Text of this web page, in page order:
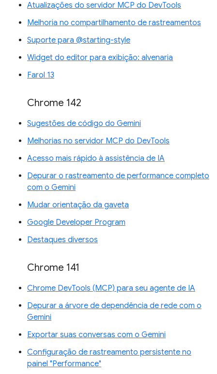
Atualizações do servidor MCP do DevTools
Melhoria no compartilhamento de rastreamentos
Suporte para @starting-style
Widget do editor para exibição: alvenaria
Farol 13
Chrome 142
Sugestões de código do Gemini
Melhorias no servidor MCP do DevTools
Acesso mais rápido à assistência de IA
Depurar o rastreamento de performance completo
com o Gemini
Mudar orientação da gaveta
Google Developer Program
Destaques diversos
Chrome 141
Chrome DevTools (MCP) para seu agente de IA
Depurar a árvore de dependência de rede com o
Gemini
Exportar suas conversas com o Gemini
Configuração de rastreamento persistente no
painel "Performance"